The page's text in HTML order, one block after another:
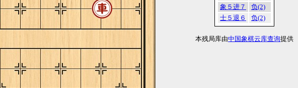
象５进７
负(2)
士５退６
负(2)
本残局库由中国象棋云库查询提供